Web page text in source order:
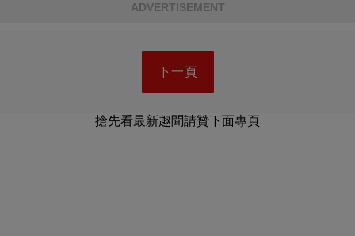
ADVERTISEMENT
下一頁
搶先看最新趣聞請贊下面專頁